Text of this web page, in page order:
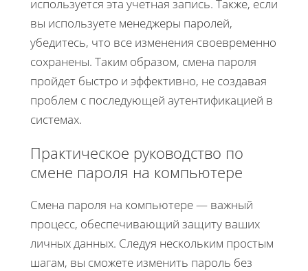
используется эта учетная запись. Также, если
вы используете менеджеры паролей,
убедитесь, что все изменения своевременно
сохранены. Таким образом, смена пароля
пройдет быстро и эффективно, не создавая
проблем с последующей аутентификацией в
системах.
Практическое руководство по
смене пароля на компьютере
Смена пароля на компьютере — важный
процесс, обеспечивающий защиту ваших
личных данных. Следуя нескольким простым
шагам, вы сможете изменить пароль без